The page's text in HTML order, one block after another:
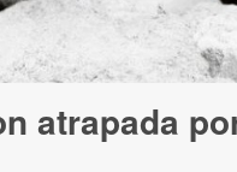
atrapada